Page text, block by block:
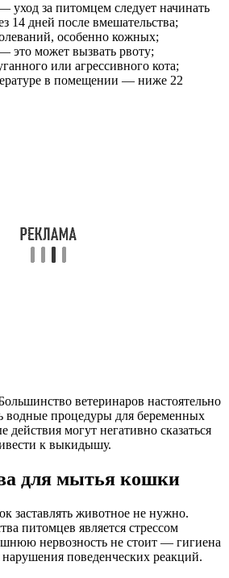
уход за питомцем следует начинать
14 дней после вмешательства;
особенно кожных;
это может вызвать рвоту;
или агрессивного кота;
в помещении — ниже 22
ветеринаров настоятельно
водные процедуры для беременных
могут негативно сказаться
к выкидышу.
для мытья кошки
заставлять животное не нужно.
питомцев является стрессом
нервозность не стоит — гигиена
поведенческих реакций.